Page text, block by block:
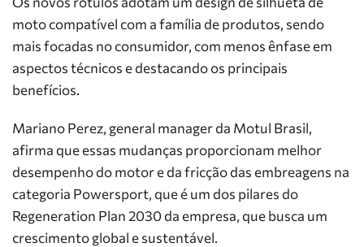
moto compatível com a família de produtos, sendo
mais focadas no consumidor, com menos ênfase em
aspectos técnicos e destacando os principais
benefícios.
Mariano Perez, general manager da Motul Brasil,
afirma que essas mudanças proporcionam melhor
desempenho do motor e da fricção das embreagens na
categoria Powersport, que é um dos pilares do
Regeneration Plan 2030 da empresa, que busca um
crescimento global e sustentável.